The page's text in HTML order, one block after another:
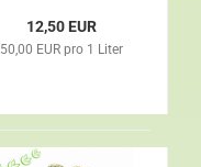
12,50 EUR
50,00 EUR pro 1 Liter